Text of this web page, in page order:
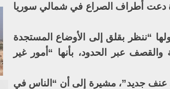
دعت أطراف الصراع في شمالي سوريا
قولها “ننظر بقلق إلى الأوضاع المستجدة
عبر الحدود، بأنها “أمور غير
عنف جديد”، مشيرة إلى أن “الناس في